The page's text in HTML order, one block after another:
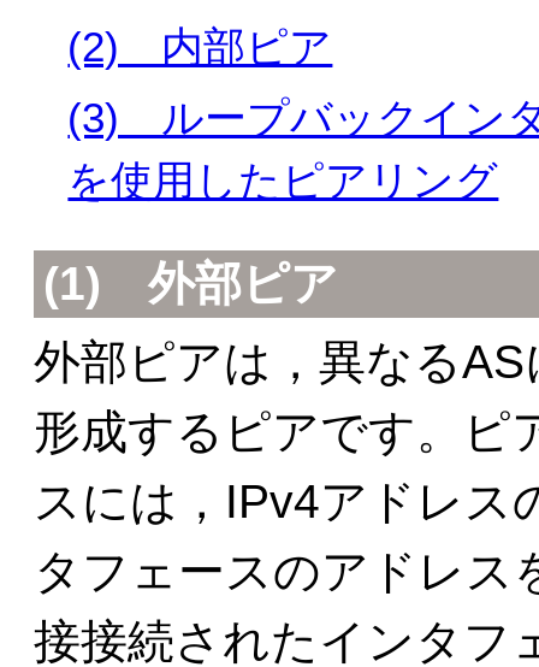
(2) 内部ピア
(3) ループバックイン
を使用したピアリング
(1) 外部ピア
外部ピアは，異なる
形成するピアです。ピ
スには，IPv4アドレス
タフェースのアドレス
接接続されたインタフ